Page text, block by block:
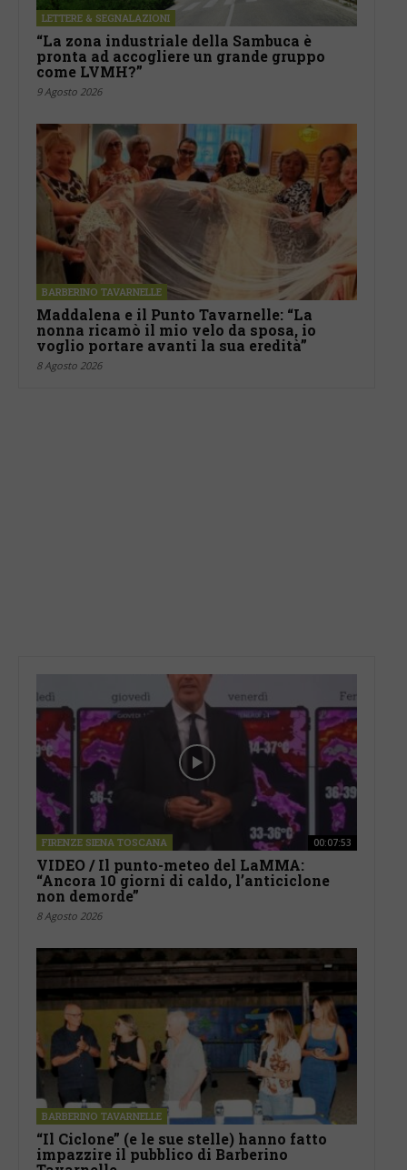
LETTERE & SEGNALAZIONI
“La zona industriale della Sambuca è
pronta ad accogliere un grande gruppo
come LVMH?”
9 Agosto 2026
BARBERINO TAVARNELLE
Maddalena e il Punto Tavarnelle: “La
nonna ricamò il mio velo da sposa, io
voglio portare avanti la sua eredità”
8 Agosto 2026
FIRENZE SIENA TOSCANA 00:07:53
VIDEO / Il punto-meteo del LaMMA:
“Ancora 10 giorni di caldo, l’anticiclone
non demorde”
8 Agosto 2026
BARBERINO TAVARNELLE
“Il Ciclone” (e le sue stelle) hanno fatto
impazzire il pubblico di Barberino